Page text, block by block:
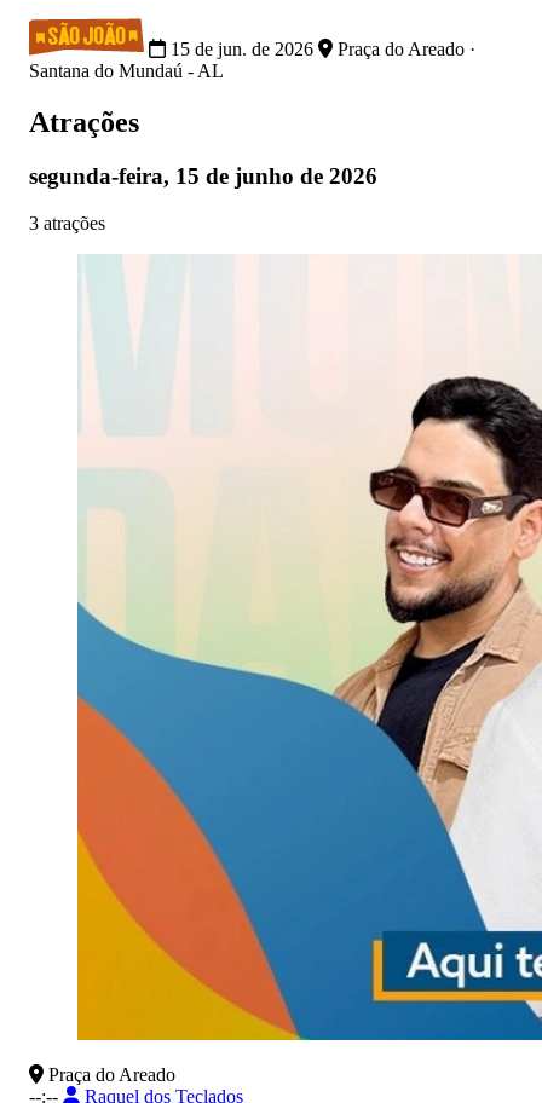
15 de jun. de 2026
Praça do Areado ·
Santana do Mundaú - AL
Atrações
segunda-feira, 15 de junho de 2026
3 atrações
Praça do Areado
--:--
Raquel dos Teclados